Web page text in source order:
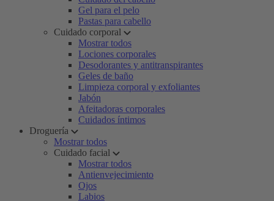
Gel para el pelo
Pastas para cabello
Cuidado corporal
Mostrar todos
Lociones corporales
Desodorantes y antitranspirantes
Geles de baño
Limpieza corporal y exfoliantes
Jabón
Afeitadoras corporales
Cuidados íntimos
Droguería
Mostrar todos
Cuidado facial
Mostrar todos
Antienvejecimiento
Ojos
Labios